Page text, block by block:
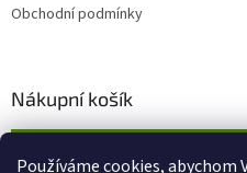
Používáme cookies,
Obchodní podmínky
Nákupní košík